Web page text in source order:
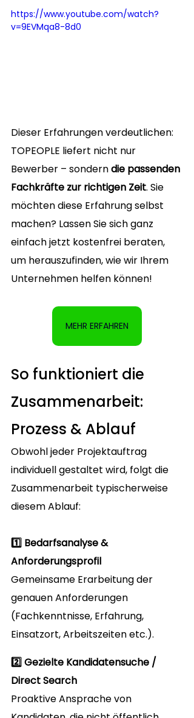
https://www.youtube.com/watch?
v=9EVMqa8-8d0
Dieser Erfahrungen verdeutlichen:
TOPEOPLE liefert nicht nur
Bewerber – sondern die passenden
Fachkräfte zur richtigen Zeit. Sie
möchten diese Erfahrung selbst
machen? Lassen Sie sich ganz
einfach jetzt kostenfrei beraten,
um herauszufinden, wie wir Ihrem
Unternehmen helfen können!
MEHR ERFAHREN
So funktioniert die
Zusammenarbeit:
Prozess & Ablauf
Obwohl jeder Projektauftrag
individuell gestaltet wird, folgt die
Zusammenarbeit typischerweise
diesem Ablauf:
1️⃣ Bedarfsanalyse &
Anforderungsprofil
Gemeinsame Erarbeitung der
genauen Anforderungen
(Fachkenntnisse, Erfahrung,
Einsatzort, Arbeitszeiten etc.).
2️⃣ Gezielte Kandidatensuche /
Direct Search
Proaktive Ansprache von